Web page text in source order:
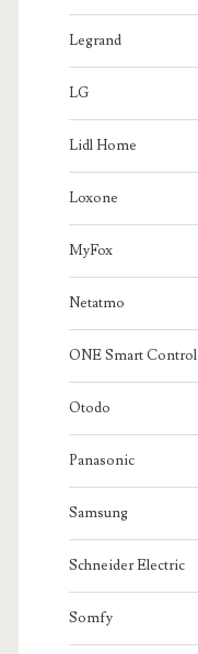
Legrand
LG
Lidl Home
Loxone
MyFox
Netatmo
ONE Smart Control
Otodo
Panasonic
Samsung
Schneider Electric
Somfy